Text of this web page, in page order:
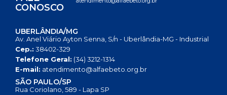
CONOSCO
UBERLÂNDIA/MG
Av. Anel Viário Ayton Senna, S/n - Uberlândia-MG - Industrial
Cep.: 38402-329
Telefone Geral: (34) 3212-1314
E-mail: atendimento@alfaebeto.org.br
SÃO PAULO/SP
Rua Coriolano, 589 - Lapa SP